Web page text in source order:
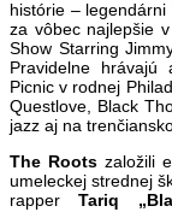
histórie –
za vôbec najlepšie
Show Starring
Pravidelne
Picnic v rodnej
Questlove, Black
jazz aj na
The Rootszaložili
umeleckej strednej
rapperTariq